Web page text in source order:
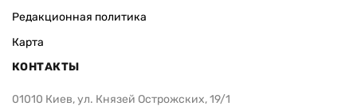
Редакционная политика
Карта
КОНТАКТЫ
01010 Киев, ул. Князей Острожских, 19/1